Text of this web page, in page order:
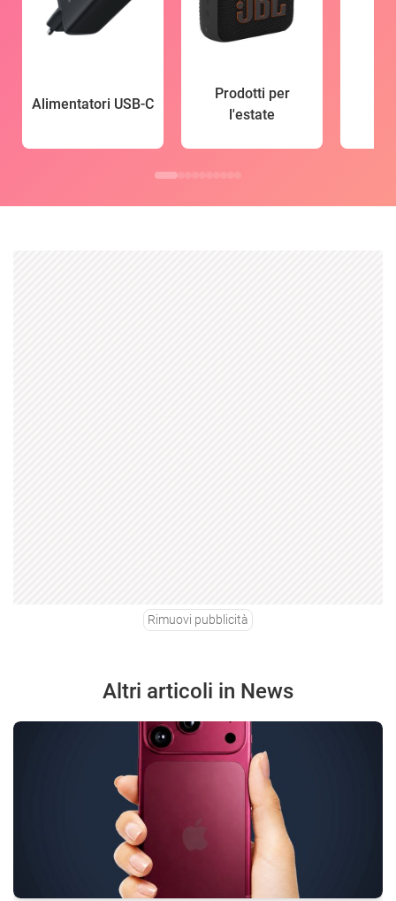
Alimentatori USB-C
Prodotti per
l'estate
Rimuovi pubblicità
Altri articoli in News